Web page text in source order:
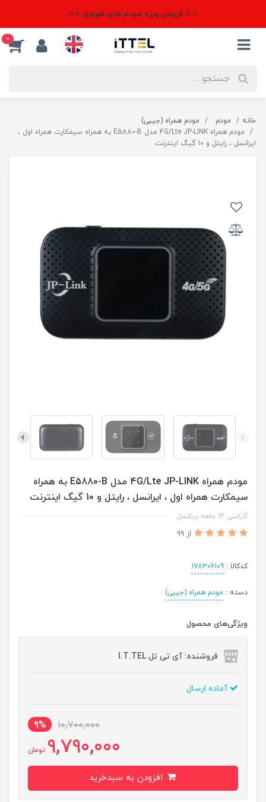
⭐⭐ فروش ویژه مودم های هواوی ⭐⭐
0
خانه مودم
مودم همراه (جیبی)
مودم همراه 4G/Lte JP-LINK مدل E5880-B به همراه سیمکارت همراه اول ،
ایرانسل ، رایتل و 10 گیگ اینترنت
مودم همراه 4G/Lte JP-LINK مدل E5880-B به همراه
سیمکارت همراه اول ، ایرانسل ، رایتل و 10 گیگ اینترنت
گارانتی 12 ماهه پیکسل
از 99
کدکالا : 178306109
دسته : مودم همراه (جیبی)
ویژگی‌های محصول
فروشنده: آی تی تل I.T.TEL
آماده ارسال
10,700,000
9%
9,790,000 تومان